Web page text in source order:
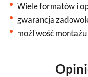
Wiele formatów i
gwarancja
możliwość